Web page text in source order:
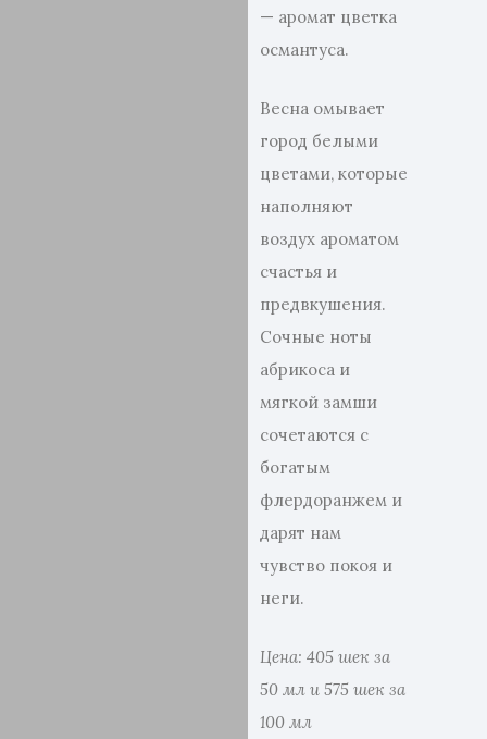
— аромат цветка
османтуса.
Весна омывает
город белыми
цветами, которые
наполняют
воздух ароматом
счастья и
предвкушения.
Сочные ноты
абрикоса и
мягкой замши
сочетаются с
богатым
флердоранжем и
дарят нам
чувство покоя и
неги.
Цена: 405 шек за
50 мл и 575 шек за
100 мл